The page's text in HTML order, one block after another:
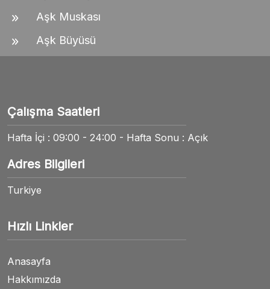
Aşk Muskası
Aşk Büyüsü
Çalışma Saatleri
Hafta İçi : 09:00 - 24:00 - Hafta Sonu : Açık
Adres Bilgileri
Turkiye
Hızlı Linkler
Anasayfa
Hakkımızda